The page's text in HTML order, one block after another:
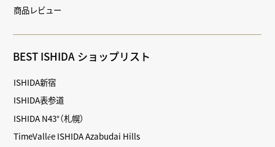
商品レビュー
BEST ISHIDA ショップリスト
ISHIDA新宿
ISHIDA表参道
ISHIDA N43°（札幌）
TimeVallée ISHIDA Azabudai Hills